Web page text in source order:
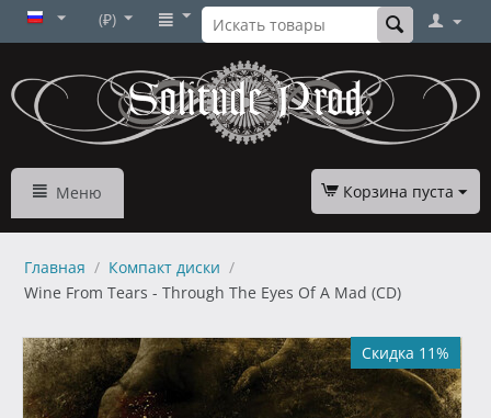
(₽)
Меню Корзина пуста
Главная / Компакт диски /
Wine From Tears - Through The Eyes Of A Mad (CD)
Скидка 11%